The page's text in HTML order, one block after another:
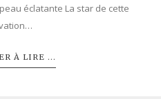
éclatante La star de cette
À LIRE ...